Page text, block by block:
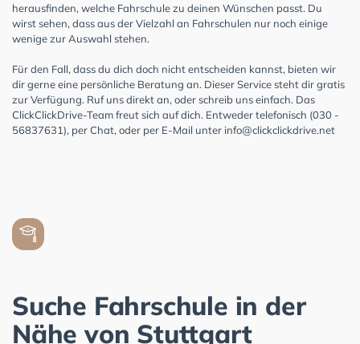
herausfinden, welche Fahrschule zu deinen Wünschen passt. Du
wirst sehen, dass aus der Vielzahl an Fahrschulen nur noch einige
wenige zur Auswahl stehen.
Für den Fall, dass du dich doch nicht entscheiden kannst, bieten wir
dir gerne eine persönliche Beratung an. Dieser Service steht dir gratis
zur Verfügung. Ruf uns direkt an, oder schreib uns einfach. Das
ClickClickDrive-Team freut sich auf dich. Entweder telefonisch (030 -
56837631), per Chat, oder per E-Mail unter info@clickclickdrive.net
Suche Fahrschule in der
Nähe von Stuttgart